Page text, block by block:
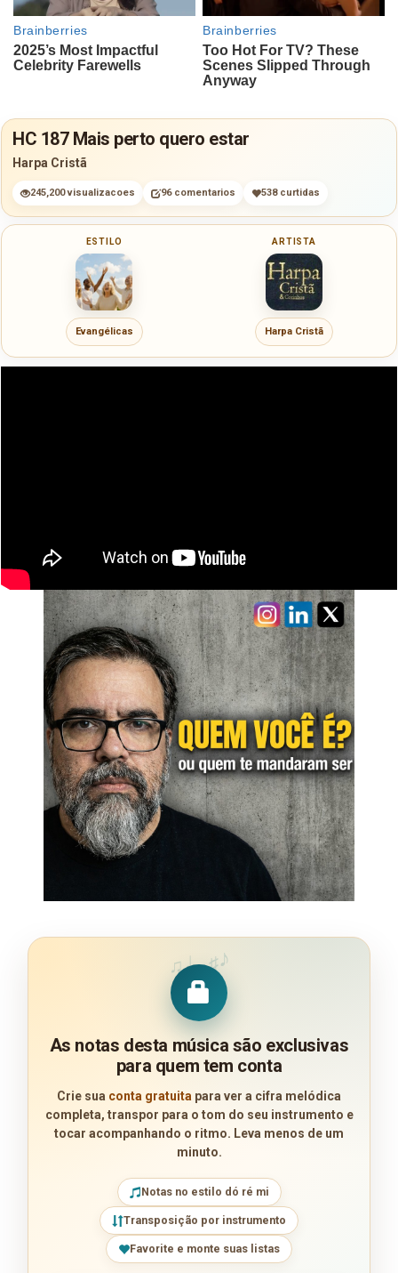
HC 187 Mais perto quero estar
Harpa Cristã
245,200 visualizacoes 96 comentarios 538 curtidas
ESTILO
Evangélicas
ARTISTA
Harpa Cristã
♫♩♯♪
As notas desta música são exclusivas
para quem tem conta
Crie sua conta gratuita para ver a cifra melódica
completa, transpor para o tom do seu instrumento e
tocar acompanhando o ritmo. Leva menos de um
minuto.
Notas no estilo dó ré mi
Transposição por instrumento
Favorite e monte suas listas